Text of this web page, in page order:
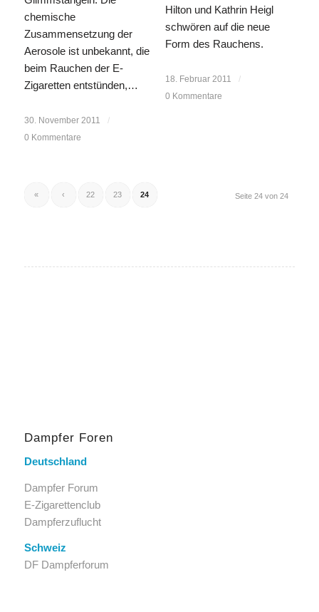
chemische
Zusammensetzung der
Aerosole ist unbekannt, die
beim Rauchen der E-
Zigaretten entstünden,…
30. November 2011
/
0 Kommentare
Hilton und Kathrin Heigl
schwören auf die neue
Form des Rauchens.
18. Februar 2011
/
0 Kommentare
Seite 24 von 24
« ‹ 22 23 24
Dampfer Foren
Deutschland
Dampfer Forum
E-Zigarettenclub
Dampferzuflucht
Schweiz
DF Dampferforum